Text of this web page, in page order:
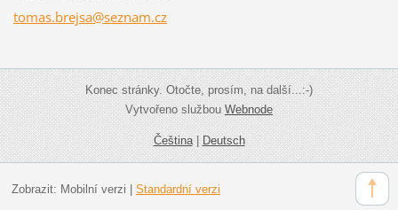
tomas.brejsa@seznam.cz
Konec stránky. Otočte, prosím, na další...:-)
Vytvořeno službouWebnode
Čeština|Deutsch
Zobrazit: Mobilní verzi Standardní verzi